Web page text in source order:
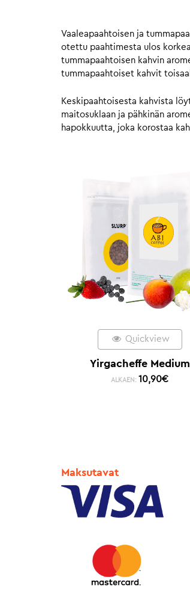
Vaaleapaahtoisen ja
otettu paahtimesta ulos
tummapaahtoisen kahvin
tummapaahtoiset kahvit
Keskipaahtoisesta kahvista
maitosuklaan ja pähkinän
hapokkuutta, joka korostaa
Quickview
Yirgacheffe Medium
ALKAEN: 10,90€
Maksutavat